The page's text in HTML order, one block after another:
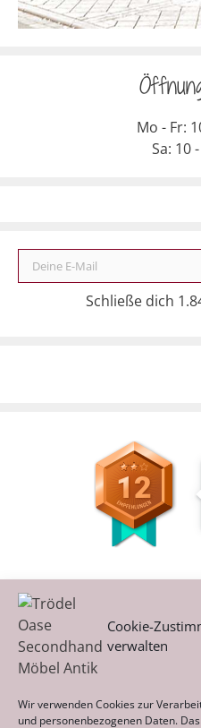
Cookie-
verwalten
Wir verwenden Cookies zur
und personenbezogenen Daten.
Mo - Fr:
Sa: 10
Deine E-Mail
Schließe dich